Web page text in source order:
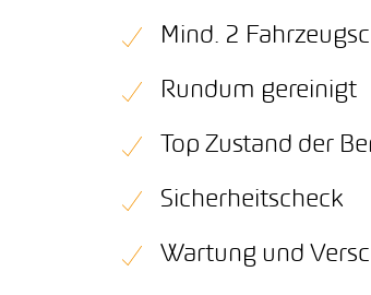
Mind. 2
Rundum gereinigt
Top Zustand der
Sicherheitscheck
Wartung und